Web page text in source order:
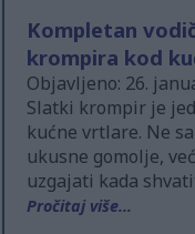
Kompletan
krompira kod
Objavljeno: 26.
Slatki krompir je
kućne vrtlare. Ne
ukusne gomolje,
uzgajati kada
Pročitaj više...